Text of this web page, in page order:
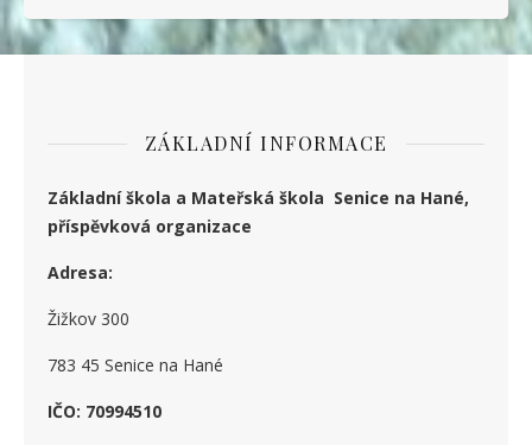
ZÁKLADNÍ INFORMACE
Základní škola a Mateřská škola Senice na Hané,
příspěvková organizace
Adresa:
Žižkov 300
783 45 Senice na Hané
IČO: 70994510